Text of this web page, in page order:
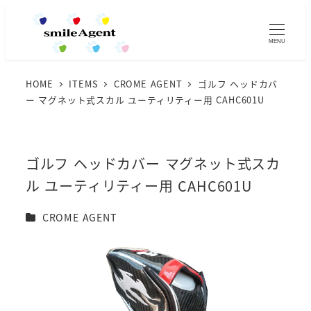
MENU
HOME ITEMS CROME AGENT
ゴルフ ヘッドカバ
ー マグネット式スカル ユーティリティー用 CAHC601U
ゴルフ ヘッドカバー マグネット式スカ
ル ユーティリティー用 CAHC601U
カテゴリー
CROME AGENT